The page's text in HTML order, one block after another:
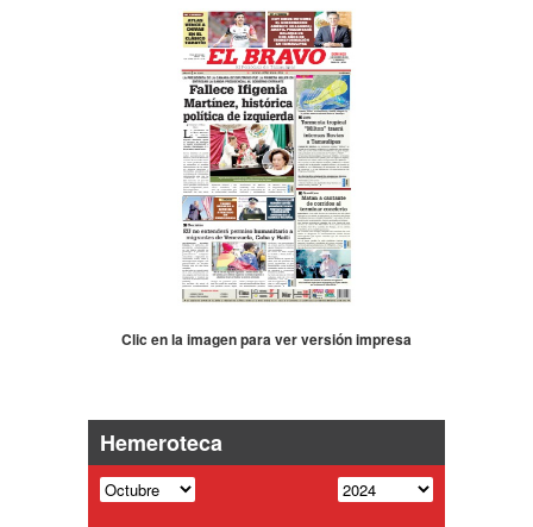
Clic en la imagen para ver versión impresa
Hemeroteca